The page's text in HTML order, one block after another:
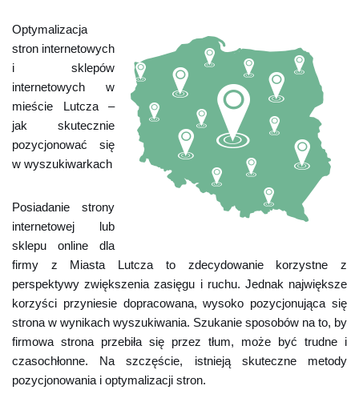
Optymalizacja
stron internetowych
i sklepów
internetowych w
mieście Lutcza –
jak skutecznie
pozycjonować się
w wyszukiwarkach
Posiadanie strony
internetowej lub
sklepu online dla
firmy z Miasta Lutcza to zdecydowanie korzystne z
perspektywy zwiększenia zasięgu i ruchu. Jednak największe
korzyści przyniesie dopracowana, wysoko pozycjonująca się
strona w wynikach wyszukiwania. Szukanie sposobów na to, by
firmowa strona przebiła się przez tłum, może być trudne i
czasochłonne. Na szczęście, istnieją skuteczne metody
pozycjonowania i optymalizacji stron.